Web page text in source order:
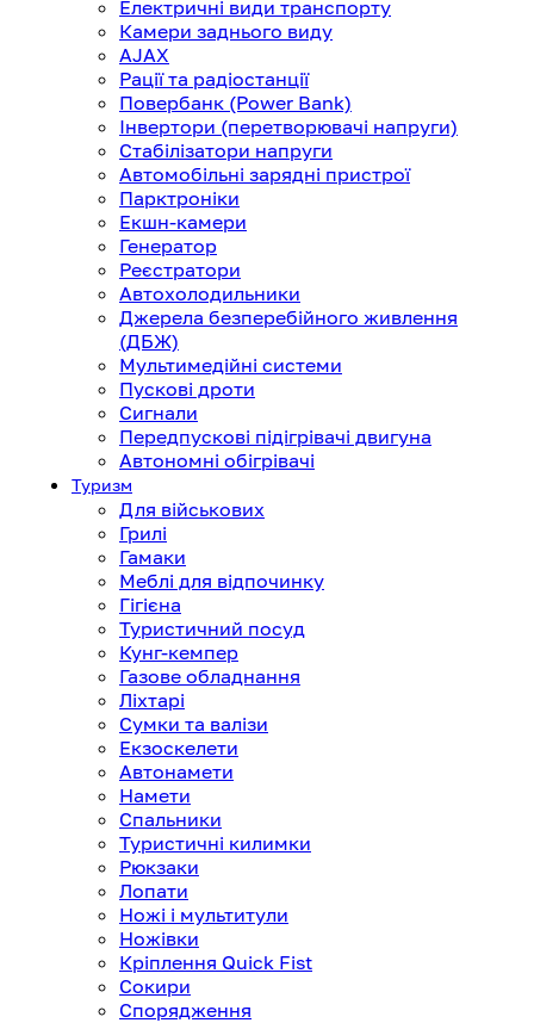
Електричні види транспорту
Камери заднього виду
AJAX
Рації та радіостанції
Повербанк (Power Bank)
Інвертори (перетворювачі напруги)
Стабілізатори напруги
Автомобільні зарядні пристрої
Парктроніки
Екшн-камери
Генератор
Реєстратори
Автохолодильники
Джерела безперебійного живлення
(ДБЖ)
Мультимедійні системи
Пускові дроти
Сигнали
Передпускові підігрівачі двигуна
Автономні обігрівачі
Туризм
Для військових
Грилі
Гамаки
Меблі для відпочинку
Гігієна
Туристичний посуд
Кунг-кемпер
Газове обладнання
Ліхтарі
Сумки та валізи
Екзоскелети
Автонамети
Намети
Спальники
Туристичні килимки
Рюкзаки
Лопати
Ножі і мультитули
Ножівки
Кріплення Quick Fist
Сокири
Спорядження